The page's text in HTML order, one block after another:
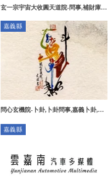
玄一宗宇宙大收圓天道院-問事,補財庫,
嘉義縣
問心玄機院-卜卦,卜卦問事,嘉義卜卦,嘉
嘉義縣